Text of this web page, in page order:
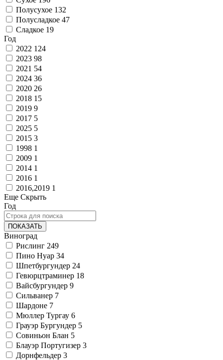
Полусухое 132
Полусладкое 47
Сладкое 19
Год
2022 124
2023 98
2021 54
2024 36
2020 26
2018 15
2019 9
2017 5
2025 5
2015 3
1998 1
2009 1
2014 1
2016 1
2016,2019 1
Еще Скрыть
Год
ПОКАЗАТЬ
Виноград
Рислинг 249
Пино Нуар 34
Шпетбургундер 24
Гевюрцтраминер 18
Вайсбургундер 9
Сильванер 7
Шардоне 7
Мюллер Тургау 6
Грауэр Бургундер 5
Совиньон Блан 5
Блауэр Португизер 3
Дорнфельдер 3